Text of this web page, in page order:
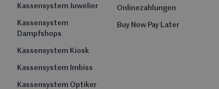
Kassensystem Juwelier
Kassensystem
Dampfshops
Kassensystem Kiosk
Kassensystem Imbiss
Kassensystem Optiker
Onlinezahlungen
Buy Now Pay Later